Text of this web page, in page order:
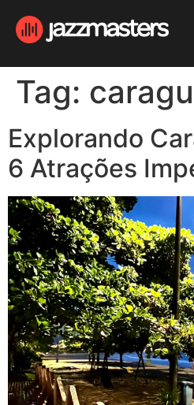
Tag:
Explorando
6 Atrações